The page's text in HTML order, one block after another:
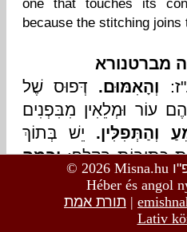
© 2026 Misna.hu
Héber és angol
תורת אמת |
Lativ